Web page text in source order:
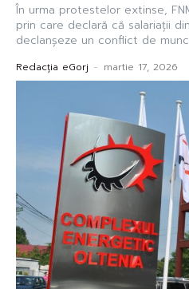
În urma protestelor extinse,
prin care declară că salariații
Redacția eGorj - martie 17, 2026